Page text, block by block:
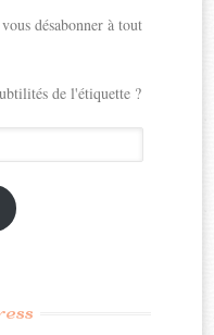
désabonner à tout
de l'étiquette ?